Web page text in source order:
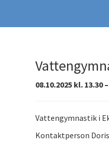
08.10.2025 kl. 13.30
Vattengymnastik i
Kontaktperson